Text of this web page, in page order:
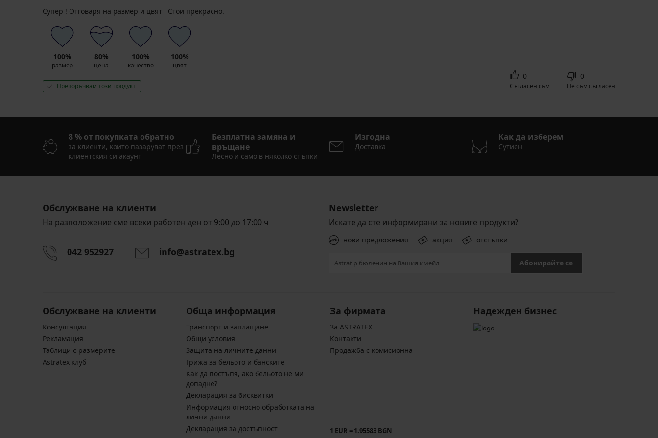
Супер ! Отговаря на размер и цвят . Стои прекрасно.
100%
размер
80%
цена
100%
качество
100%
цвят
Препоръчвам този продукт
0
Съгласен съм
0
Не съм съгласен
8 % от покупката обратно
за клиенти, които пазаруват през
клиентския си акаунт
Безплатна замяна и
връщане
Лесно и само в няколко стъпки
Изгодна
Доставка
Как да изберем
Сутиен
Обслужване на клиенти
На разположение сме всеки работен ден от 9:00 до 17:00 ч
042 952927 info@astratex.bg
Newsletter
Искате да сте информирани за новите продукти?
нови предложения акция отстъпки
Абонирайте се
Обслужване на клиенти
Консултация
Pекламация
Таблици с размерите
Astratex клуб
Обща информация
Транспорт и заплащане
Общи условия
Защита на личните данни
Грижа за бельото и банските
Kак да постъпя, ако бельото не ми
допадне?
Декларация за бисквитки
Информация относно обработката на
лични данни
Декларация за достъпност
За фирмата
За ASTRATEX
Контакти
Продажба с комисионна
1 EUR = 1.95583 BGN
Надежден бизнес